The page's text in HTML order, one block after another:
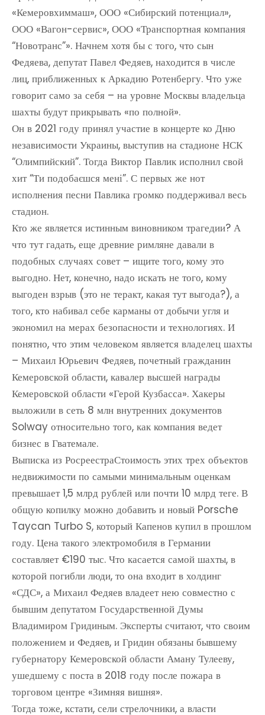
«Кемеровхиммаш», ООО «Сибирский потенциал»,
ООО «Вагон-сервис», ООО «Транспортная компания
“Новотранс”». Начнем хотя бы с того, что сын
Федяева, депутат Павел Федяев, находится в числе
лиц, приближенных к Аркадию Ротенбергу. Что уже
говорит само за себя – на уровне Москвы владельца
шахты будут прикрывать «по полной».
Он в 2021 году принял участие в концерте ко Дню
независимости Украины, выступив на стадионе НСК
“Олимпийский”. Тогда Виктор Павлик исполнил свой
хит “Ти подобаєшся мені”. С первых же нот
исполнения песни Павлика громко поддерживал весь
стадион.
Кто же является истинным виновником трагедии? А
что тут гадать, еще древние римляне давали в
подобных случаях совет – ищите того, кому это
выгодно. Нет, конечно, надо искать не того, кому
выгоден взрыв (это не теракт, какая тут выгода?), а
того, кто набивал себе карманы от добычи угля и
экономил на мерах безопасности и технологиях. И
понятно, что этим человеком является владелец шахты
– Михаил Юрьевич Федяев, почетный гражданин
Кемеровской области, кавалер высшей награды
Кемеровской области «Герой Кузбасса». Хакеры
выложили в сеть 8 млн внутренних документов
Solway относительно того, как компания ведет
бизнес в Гватемале.
Выписка из РосреестраСтоимость этих трех объектов
недвижимости по самыми минимальным оценкам
превышает 1,5 млрд рублей или почти 10 млрд теге. В
общую копилку можно добавить и новый Porsche
Taycan Turbo S, который Капенов купил в прошлом
году. Цена такого электромобиля в Германии
составляет €190 тыс. Что касается самой шахты, в
которой погибли люди, то она входит в холдинг
«СДС», а Михаил Федяев владеет нею совместно с
бывшим депутатом Государственной Думы
Владимиром Гридиным. Эксперты считают, что своим
положением и Федяев, и Гридин обязаны бывшему
губернатору Кемеровской области Аману Тулееву,
ушедшему с поста в 2018 году после пожара в
торговом центре «Зимняя вишня».
Тогда тоже, кстати, сели стрелочники, а власти